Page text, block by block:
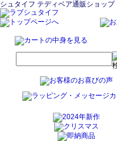
シュタイフ テディベア通販ショップ